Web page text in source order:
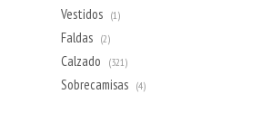
Vestidos (1)
Faldas (2)
Calzado (321)
Sobrecamisas (4)